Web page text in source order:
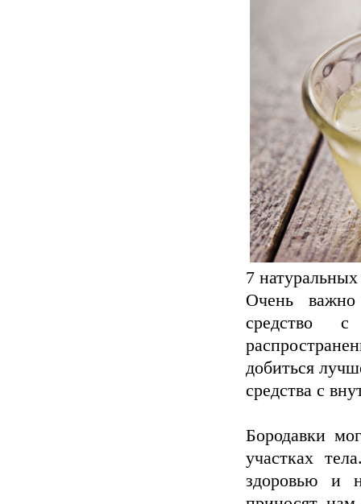
7
Очень
средство
добиться
средства с
Бородавки
участках
здоровью и